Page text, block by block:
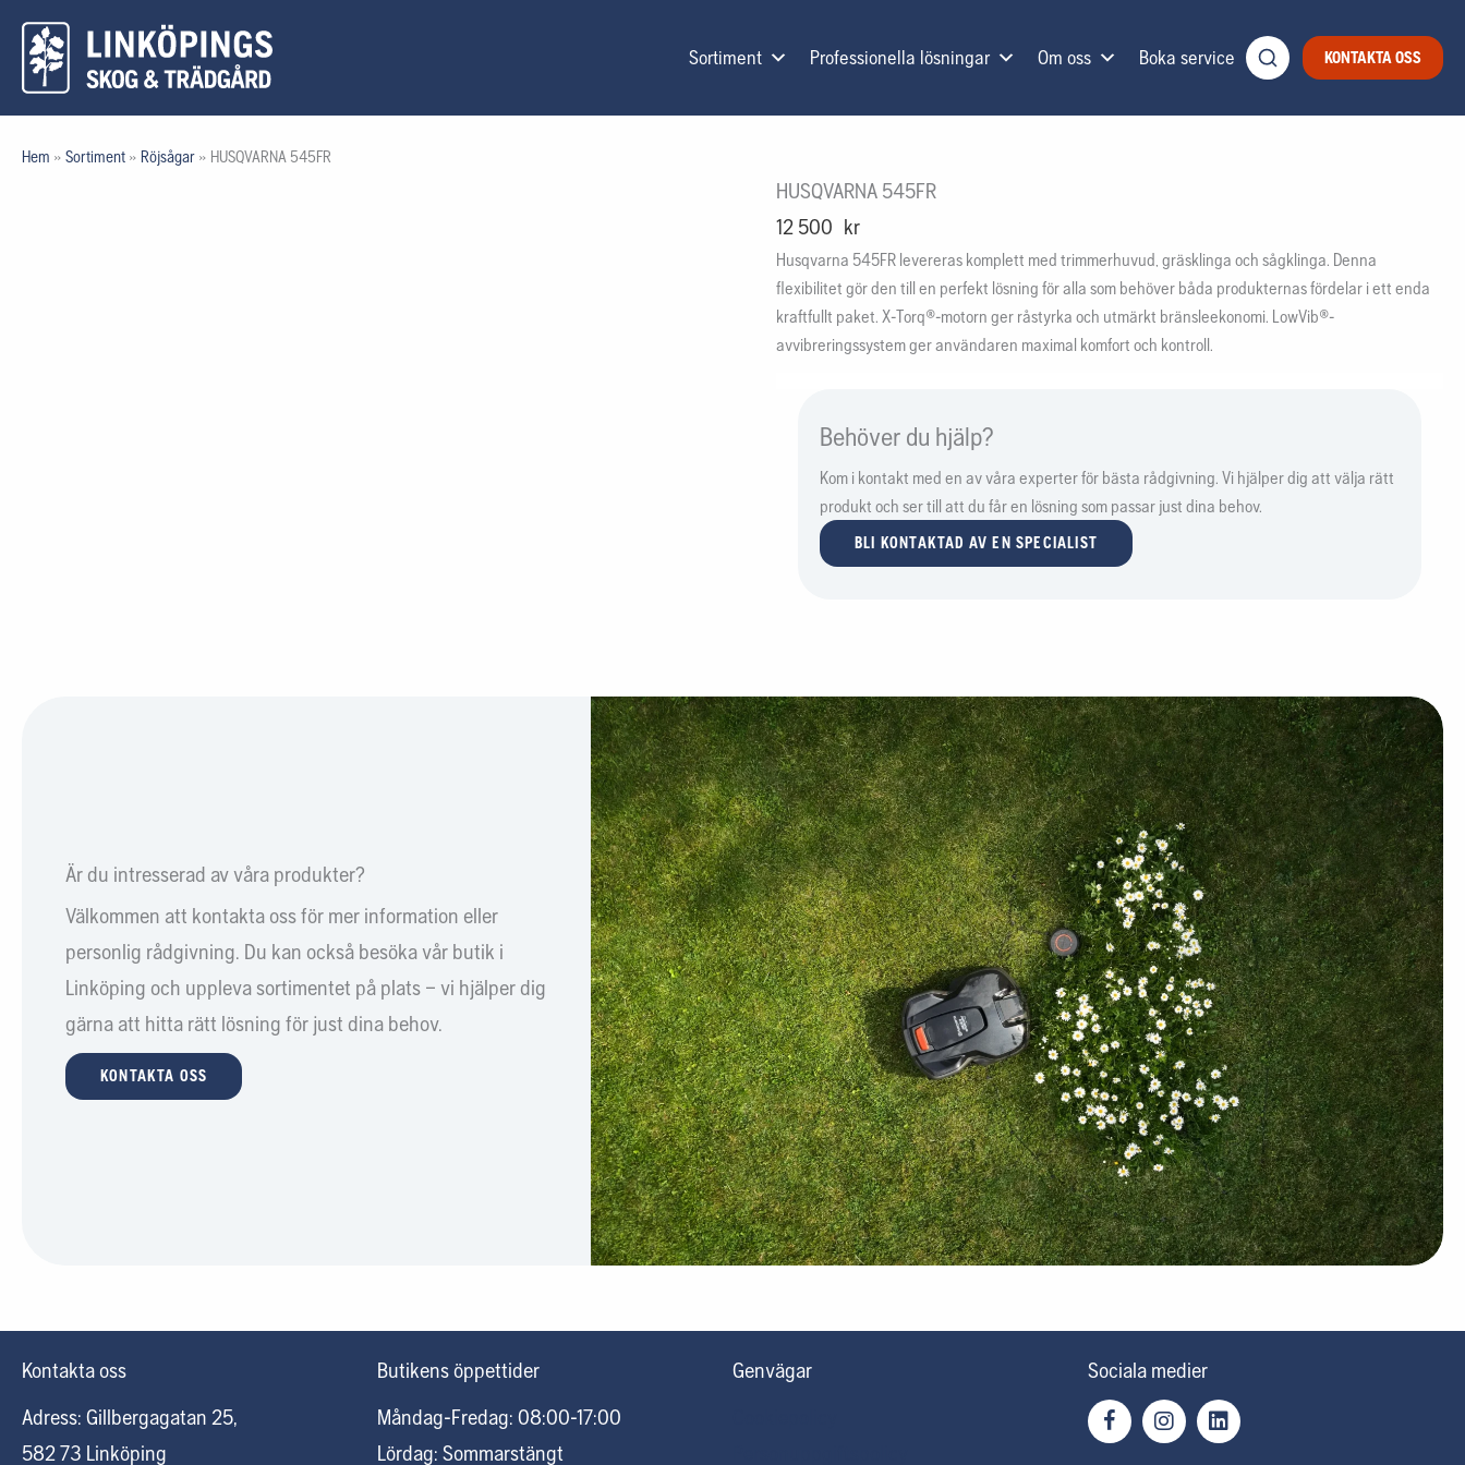
Hoppa
innehåll
Sortiment Professionella lösningar Om oss Boka service KONTAKTA OSS
Hem » Sortiment » Röjsågar » HUSQVARNA 545FR
HUSQVARNA 545FR
12 500 kr
Husqvarna 545FR levereras komplett med trimmerhuvud, gräsklinga och sågklinga. Denna
flexibilitet gör den till en perfekt lösning för alla som behöver båda produkternas fördelar i ett enda
kraftfullt paket. X-Torq®-motorn ger råstyrka och utmärkt bränsleekonomi. LowVib®-
avvibreringssystem ger användaren maximal komfort och kontroll.
Behöver du hjälp?
Kom i kontakt med en av våra experter för bästa rådgivning. Vi hjälper dig att välja rätt
produkt och ser till att du får en lösning som passar just dina behov.
BLI KONTAKTAD AV EN SPECIALIST
Är du intresserad av våra produkter?
Välkommen att kontakta oss för mer information eller
personlig rådgivning. Du kan också besöka vår butik i
Linköping och uppleva sortimentet på plats – vi hjälper dig
gärna att hitta rätt lösning för just dina behov.
KONTAKTA OSS
Kontakta oss
Adress: Gillbergagatan 25,
582 73 Linköping
Butikens öppettider
Måndag-Fredag: 08:00-17:00
Lördag: Sommarstängt
Genvägar
Sociala medier